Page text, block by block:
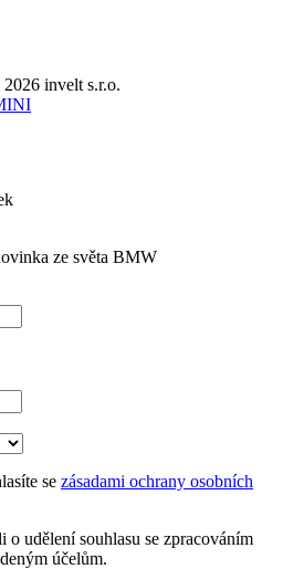
invelt s.r.o.
ze světa BMW
se zásadami ochrany osobních
o udělení souhlasu se zpracováním
účelům.